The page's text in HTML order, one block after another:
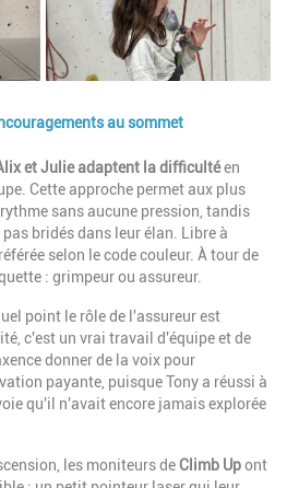
au sommet
et Julie adaptent la difficultéen
Cette approche permet aux plus
sans aucune pression, tandis
bridés dans leur élan. Libre à
selon le code couleur. À tour de
: grimpeur ou assureur.
point le rôle de l'assureur est
c'est un vrai travail d'équipe et de
donner de la voix pour
payante, puisque Tony a réussi à
qu'il n'avait encore jamais explorée
les moniteurs deClimb Upont